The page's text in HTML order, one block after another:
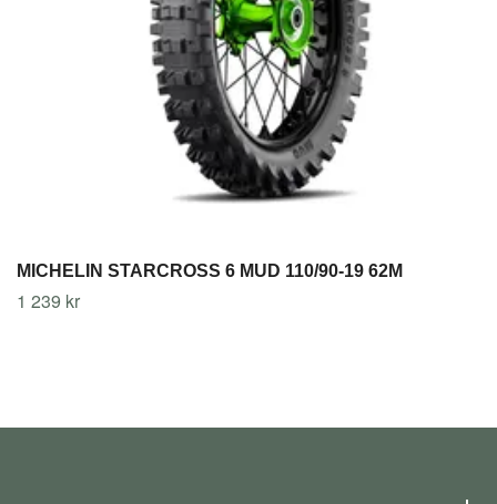
MICHELIN STARCROSS 6 MUD 110/90-19 62M
1 239 kr